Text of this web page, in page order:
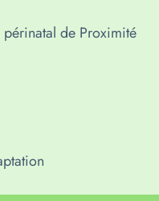
de Proximité